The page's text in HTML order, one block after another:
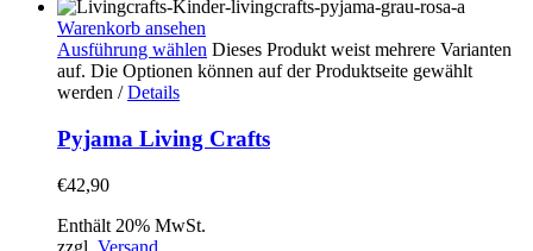
Warenkorb ansehen
Ausführung wählen Dieses Produkt weist mehrere Varianten
auf. Die Optionen können auf der Produktseite gewählt
werden / Details
Pyjama Living Crafts
€42,90
Enthält 20% MwSt.
zzgl. Versand